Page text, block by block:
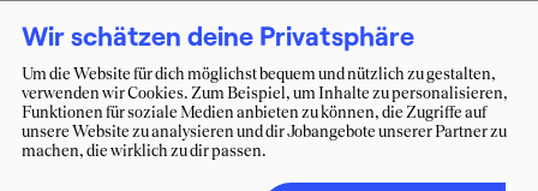
Wir schätzen deine Privatsphäre
Um die Website für dich möglichst bequem und nützlich zu gestalten,
verwenden wir Cookies. Zum Beispiel, um Inhalte zu personalisieren,
Funktionen für soziale Medien anbieten zu können, die Zugriffe auf
unsere Website zu analysieren und dir Jobangebote unserer Partner zu
machen, die wirklich zu dir passen.